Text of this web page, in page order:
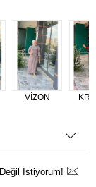
VİZON
İstiyorum!